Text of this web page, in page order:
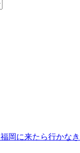
岡に来たら行かなき